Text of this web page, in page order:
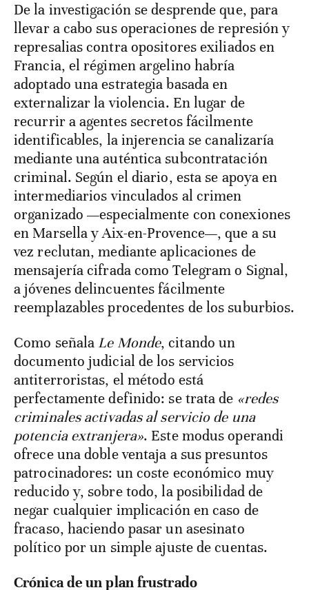
De la investigación se desprende que, para
llevar a cabo sus operaciones de represión y
represalias contra opositores exiliados en
Francia, el régimen argelino habría
adoptado una estrategia basada en
externalizar la violencia. En lugar de
recurrir a agentes secretos fácilmente
identificables, la injerencia se canalizaría
mediante una auténtica subcontratación
criminal. Según el diario, esta se apoya en
intermediarios vinculados al crimen
organizado —especialmente con conexiones
en Marsella y Aix-en-Provence—, que a su
vez reclutan, mediante aplicaciones de
mensajería cifrada como Telegram o Signal,
a jóvenes delincuentes fácilmente
reemplazables procedentes de los suburbios.
Como señala Le Monde, citando un
documento judicial de los servicios
antiterroristas, el método está
perfectamente definido: se trata de «redes
criminales activadas al servicio de una
potencia extranjera». Este modus operandi
ofrece una doble ventaja a sus presuntos
patrocinadores: un coste económico muy
reducido y, sobre todo, la posibilidad de
negar cualquier implicación en caso de
fracaso, haciendo pasar un asesinato
político por un simple ajuste de cuentas.
Crónica de un plan frustrado